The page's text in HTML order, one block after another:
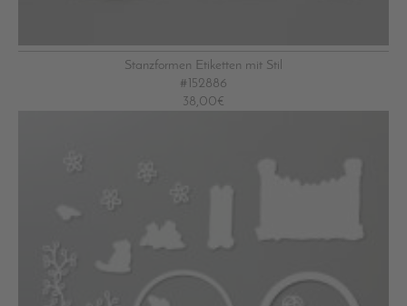
Stanzformen Etiketten mit Stil
#152886
38,00€